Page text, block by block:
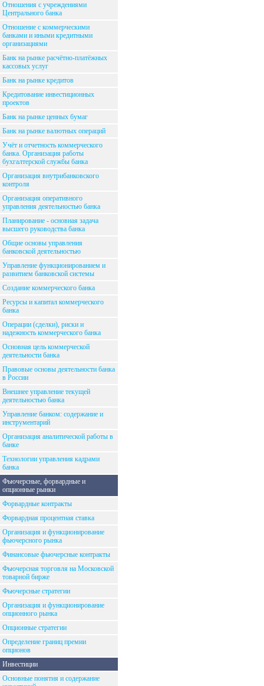
Отношения с учреждениями
Центрального банка
Отношение с коммерческими
банками и иными кредитными
организациями
Банк на рынке расчётно-платёжных
кассовых услуг
Банк на рынке кредитов
Кредитование инвестиционных
проектов
Банк на рынке ценных бумаг
Банк на рынке валютных операций
Учёт и отчетность коммерческого
банка. Организация работы
бухгалтерской службы банка
Организация внутрибанковского
контроля
Организация оперативного
управления деятельностью банка
Планирование - основная задача
высшего руководства банка
Общие основы управления
банковской деятельностью
Управление функционированием и
развитием банковской системы
Создание коммерческого банка
Ресурсы и капитал коммерческого
банка
Операции (сделки), риски и
надежность коммерческого банка
Основная цель коммерческой
деятельности банка
Правовые основы деятельности банка
в России
Внешнее управление текущей
деятельностью банка
Управление банком: содержание и
инструментарий
Организация аналитической работы в
банке
Технологии управления кадрами
банка
Фьючерсные, форвардные и
опционные рынки
Форвардные контракты
Форвардная процентная ставка
Организация и функционирование
фьючерсного рынка
Финансовые фьючерсные контракты
Фьючерсная торговля на Московской
товарной бирже
Фьючерсные стратегии
Организация и функционирование
опционного рынка
Опционные стратегии
Определение границ премии
опционов
Инвестиции
Основные понятия и содержание